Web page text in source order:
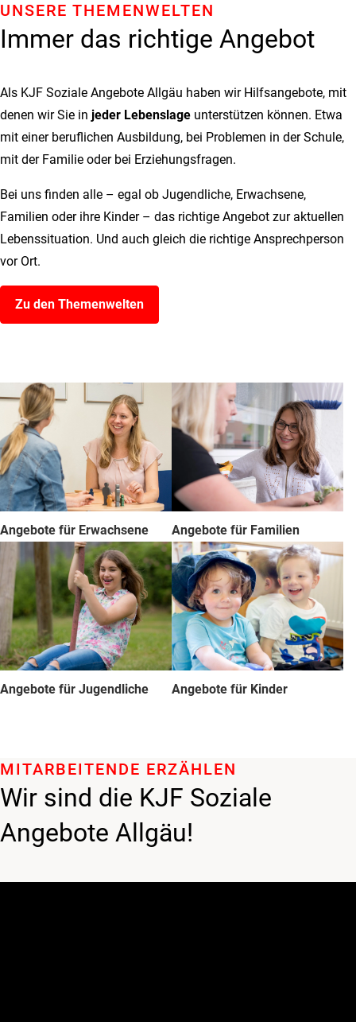
Immer das richtige Angebot
UNSERE THEMENWELTEN
Als KJF Soziale Angebote Allgäu haben wir Hilfsangebote, mit
denen wir Sie in jeder Lebenslage unterstützen können. Etwa
mit einer beruflichen Ausbildung, bei Problemen in der Schule,
mit der Familie oder bei Erziehungsfragen.
Bei uns finden alle – egal ob Jugendliche, Erwachsene,
Familien oder ihre Kinder – das richtige Angebot zur aktuellen
Lebenssituation. Und auch gleich die richtige Ansprechperson
vor Ort.
Zu den Themenwelten
Angebote für Erwachsene Angebote für Familien
Angebote für Jugendliche Angebote für Kinder
Wir sind die KJF Soziale
Angebote Allgäu!
MITARBEITENDE ERZÄHLEN